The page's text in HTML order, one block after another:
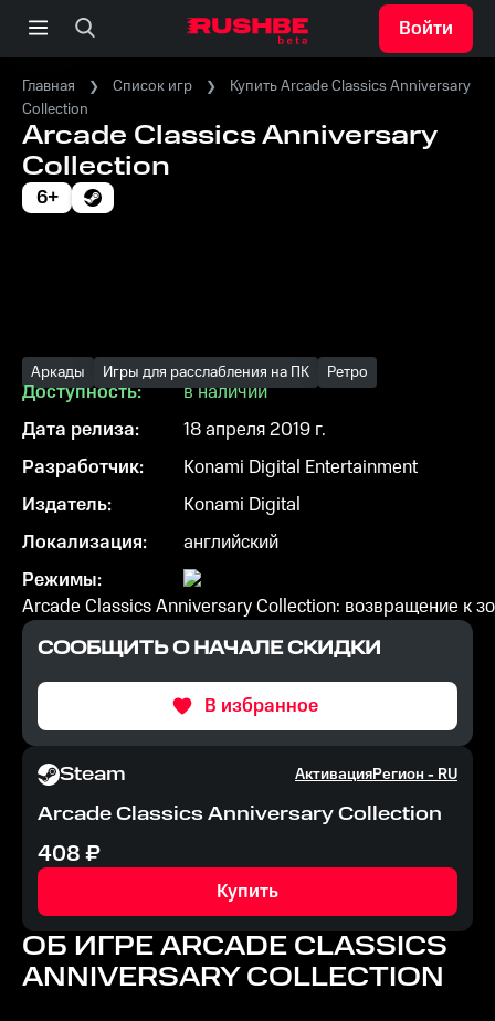
Войти
Главная Список игр
Купить Arcade Classics Anniversary
Collection
Arcade Classics Anniversary
Collection
6+
Аркады Игры для расслабления на ПК Ретро
Доступность:
в наличии
Дата релиза:
18 апреля 2019 г.
Разработчик:
Konami Digital Entertainment
Издатель:
Konami Digital
Локализация:
английский
Режимы:
Arcade Classics Anniversary Collection: возвращение к
СООБЩИТЬ О НАЧАЛЕ СКИДКИ
В избранное
Steam АктивацияРегион -RU
Arcade Classics Anniversary Collection
408₽
Купить
ОБ ИГРЕARCADE CLASSICS
ANNIVERSARY COLLECTION